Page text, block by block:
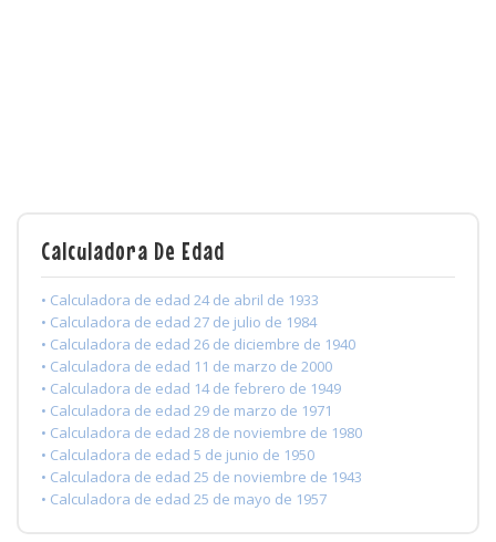
Calculadora De Edad
• Calculadora de edad 24 de abril de 1933
• Calculadora de edad 27 de julio de 1984
• Calculadora de edad 26 de diciembre de 1940
• Calculadora de edad 11 de marzo de 2000
• Calculadora de edad 14 de febrero de 1949
• Calculadora de edad 29 de marzo de 1971
• Calculadora de edad 28 de noviembre de 1980
• Calculadora de edad 5 de junio de 1950
• Calculadora de edad 25 de noviembre de 1943
• Calculadora de edad 25 de mayo de 1957